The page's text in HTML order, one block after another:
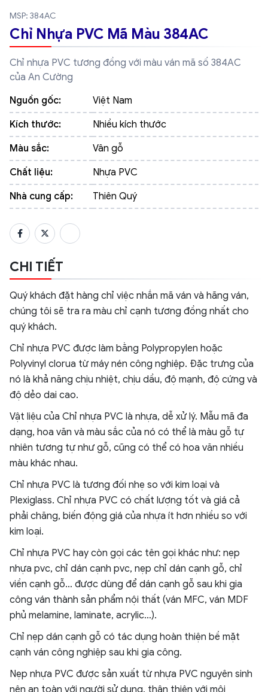
MSP: 384AC
Chỉ Nhựa PVC Mã Màu 384AC
Chỉ nhựa PVC tương đồng với màu ván mã số 384AC
của An Cường
Nguồn gốc:
Việt Nam
Kích thước:
Nhiều kích thước
Màu sắc:
Vân gỗ
Chất liệu:
Nhựa PVC
Nhà cung cấp:
Thiên Quý
CHI TIẾT
Quý khách đặt hàng chỉ việc nhắn mã ván và hãng ván,
chúng tôi sẽ tra ra màu chỉ cạnh tương đồng nhất cho
quý khách.
Chỉ nhựa PVC được làm bằng Polypropylen hoặc
Polyvinyl clorua từ máy nén công nghiệp. Đặc trưng của
nó là khả năng chịu nhiệt, chịu dầu, độ mạnh, độ cứng và
độ dẻo dai cao.
Vật liệu của Chỉ nhựa PVC là nhựa, dễ xử lý. Mẫu mã đa
dạng, hoa văn và màu sắc của nó có thể là màu gỗ tự
nhiên tương tự như gỗ, cũng có thể có hoa văn nhiều
màu khác nhau.
Chỉ nhựa PVC là tương đối nhẹ so với kim loại và
Plexiglass. Chỉ nhựa PVC có chất lượng tốt và giá cả
phải chăng, biến động giá của nhựa ít hơn nhiều so với
kim loại.
Chỉ nhựa PVC hay còn gọi các tên gọi khác như: nẹp
nhựa pvc, chỉ dán cạnh pvc, nẹp chỉ dán cạnh gỗ, chỉ
viền cạnh gỗ… được dùng để dán cạnh gỗ sau khi gia
công ván thành sản phẩm nội thất (ván MFC, ván MDF
phủ melamine, laminate, acrylic…).
Chỉ nẹp dán cạnh gỗ có tác dụng hoàn thiện bề mặt
cạnh ván công nghiệp sau khi gia công.
Nẹp nhựa PVC được sản xuất từ nhựa PVC nguyên sinh